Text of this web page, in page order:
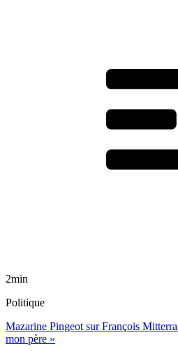
2min
Politique
Mazarine Pingeot sur François
mon père »